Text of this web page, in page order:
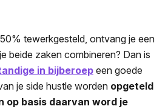
tewerkgesteld, ontvang je een
beide zaken combineren? Dan is
in bijberoep een goede
je side hustle worden opgeteld
op basis daarvan word je